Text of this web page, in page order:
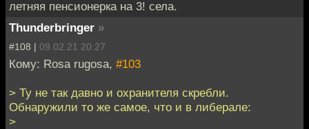
летняя пенсионерка на 3! села.
Thunderbringer »
#108 | 09.02.21 20:27
Кому: Rosa rugosa, #103
> Ту не так давно и охранителя скребли.
Обнаружили то же самое, что и в либерале:
>